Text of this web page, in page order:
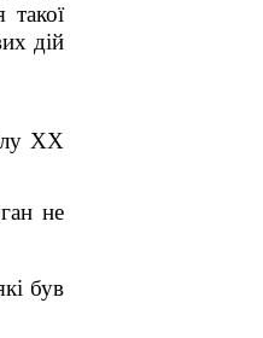
такої
дій
ХХ
не
був